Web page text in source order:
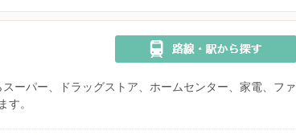
ーパー、ドラッグストア、ホームセンター、家電、ファ
す。